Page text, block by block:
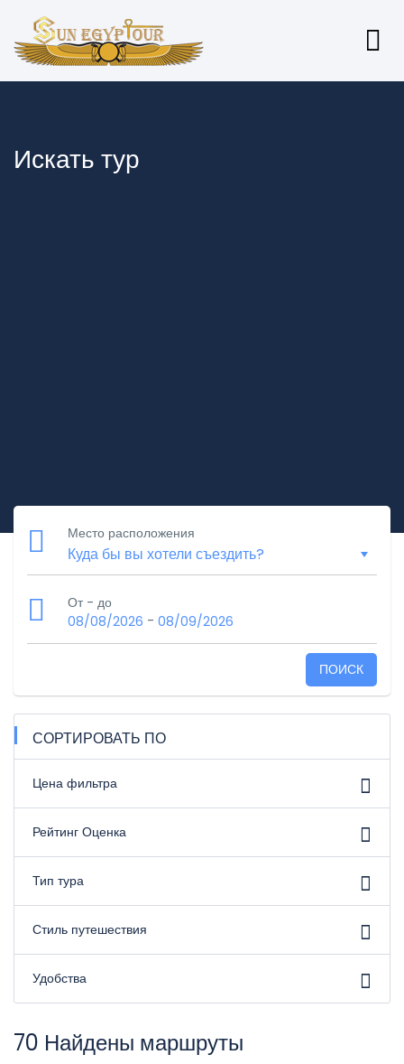
Искать тур
Место расположения
От - до
08/08/2026 - 08/09/2026
ПОИСК
СОРТИРОВАТЬ ПО
Цена фильтра
Рейтинг Оценка
Тип тура
Стиль путешествия
Удобства
70 Найдены маршруты